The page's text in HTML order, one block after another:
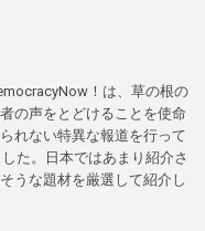
！は、草の根の
の声をとどけることを使命
れない特異な報道を行って
た。日本ではあまり紹介さ
うな題材を厳選して紹介し